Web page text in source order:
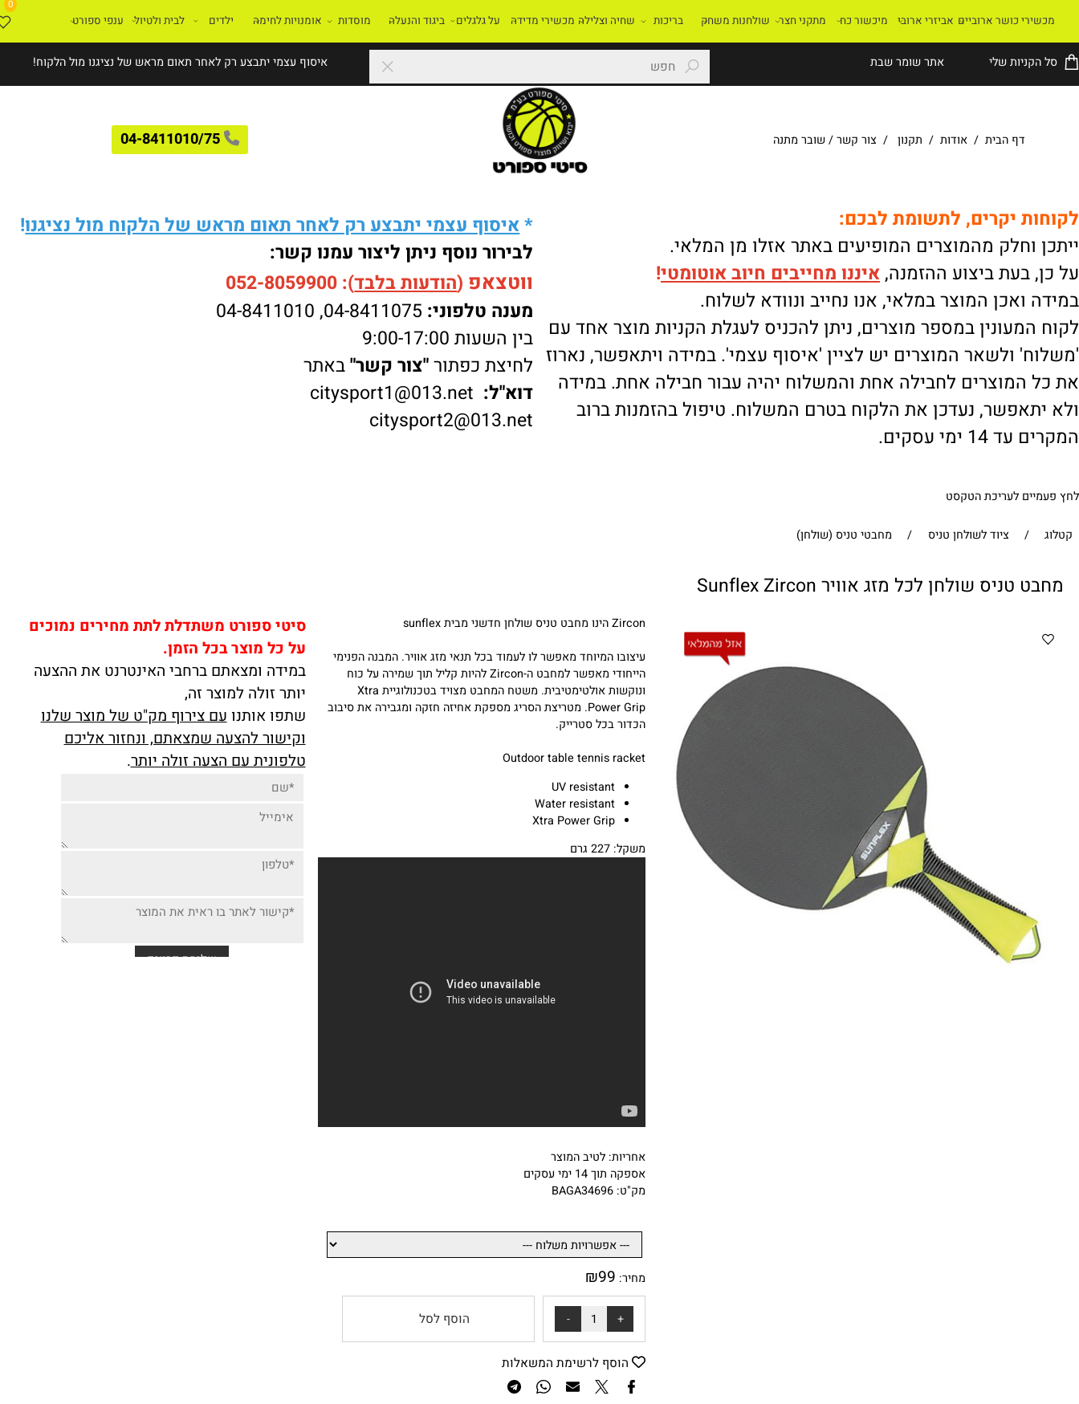
שלי אתר שומר שבת איסוף עצמי יתבצע רק לאחר תאום מראש של נציגנו מול הלקוח!
דף הבית/אודות /תקנון /צור קשר/ שובר מתנה 04-8411010/75
0
כושר ארוביים אביזרי ארובי מיכשור כח מתקני חצר שולחנות משחק בריכות שחיה וצלילה מכשירי מדידה על גלגלים ביגוד והנעלה מוסדות אומנויות לחימה ילדים לבית ולטיול ענפי ספורט
יקרים, לתשומת לבכם:
וחלק מהמוצרים המופיעים באתר אזלו מן המלאי.
בעת ביצוע ההזמנה,איננומחייבים חיוב אוטומטי!
המוצר במלאי, אנו נחייב ונוודא לשלוח.
במספר מוצרים, ניתן להכניס לעגלת הקניות מוצר אחד עם
ולשאר המוצרים יש לציין 'איסוף עצמי'. במידה ויתאפשר, נארוז
לחבילה אחת והמשלוח יהיה עבור חבילה אחת. במידה
נעדכן את הלקוח בטרם המשלוח. טיפול בהזמנות ברוב
עסקים.
איסוף עצמי יתבצע רק לאחר תאום מראש של הלקוח מול נציגנו!
לבירור נוסף ניתן ליצור עמנו קשר:
ווטצאפ (הודעות בלבד):
052-8059900
מענה טלפוני:04-8411075
,
04-8411010
בין השעות 9:00-17:00
לחיצת כפתור "צור קשר"באתר
דוא"ל:citysport1@013.net
citysport2@013.net
Zircon הינו מחבט טניס שולחן חדשני מבית sunflex
עיצובו המיוחד מאפשר לו לעמוד בכל תנאי מזג אוויר. המבנה הפנימי
הייחודי מאפשר למחבט ה-Zircon להיות קליל תוך שמירה על כוח
הכדור בכל סטרייק.
Outdoor table tennis racket
UV resistant
Xtra Power Grip
₪99
סיטי ספורט משתדלת לתת מחירים נמוכים
על כל מוצר בכל הזמן.
במידה ומצאתם ברחבי האינטרנט את ההצעה
יותר זולה למוצר זה,
שתפו אותנועם צירוף מק"ט של מוצר שלנו
וקישור להצעה שמצאתם, ונחזור אליכם
טלפונית עם הצעה זולה יותר